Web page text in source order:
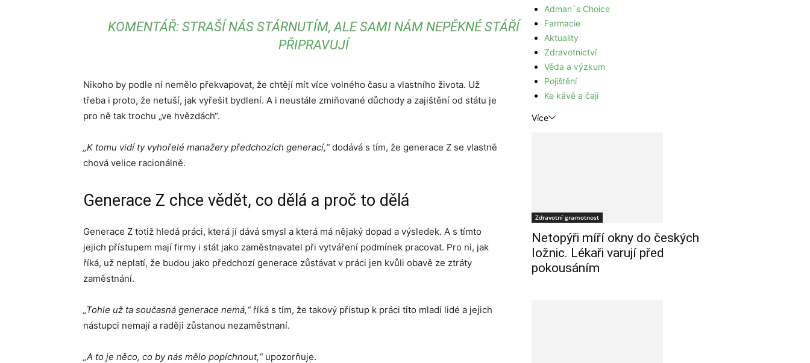
KOMENTÁŘ: STRAŠÍ NÁS STÁRNUTÍM, ALE SAMI NÁM NEPĚKNÉ STÁŘÍ
PŘIPRAVUJÍ
Nikoho by podle ní nemělo překvapovat, že chtějí mít více volného času a vlastního života. Už
třeba i proto, že netuší, jak vyřešit bydlení. A i neustále zmiňované důchody a zajištění od státu je
pro ně tak trochu „ve hvězdách“.
„K tomu vidí ty vyhořelé manažery předchozích generací,“dodává s tím, že generace Z se vlastně
chová velice racionálně.
Generace Z chce vědět, co dělá a proč to dělá
Generace Z totiž hledá práci, která jí dává smysl a která má nějaký dopad a výsledek. A s tímto
jejich přístupem mají firmy i stát jako zaměstnavatel při vytváření podmínek pracovat. Pro ni, jak
říká, už neplatí, že budou jako předchozí generace zůstávat v práci jen kvůli obavě ze ztráty
zaměstnání.
„Tohle už ta současná generace nemá,“říká s tím, že takový přístup k práci tito mladí lidé a jejich
nástupci nemají a raději zůstanou nezaměstnaní.
„A to je něco, co by nás mělo popíchnout,“upozorňuje.
Adman´s Choice
Farmacie
Aktuality
Zdravotnictví
Věda a výzkum
Pojištění
Ke kávě a čaji
Více
Zdravotní gramotnost
Netopýři míří okny do českých
ložnic. Lékaři varují před
pokousáním